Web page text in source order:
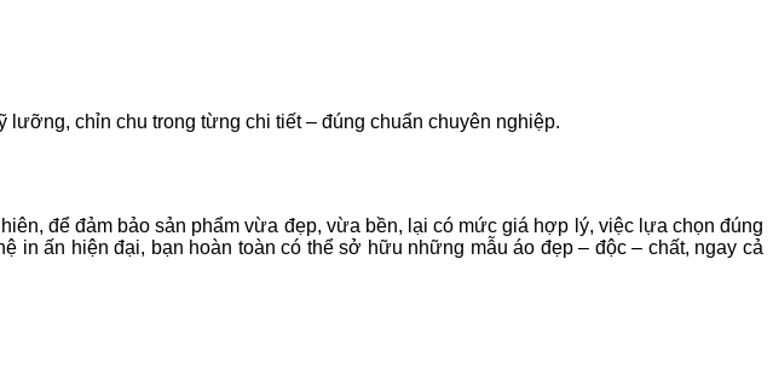
chỉn chu trong từng chi tiết – đúng chuẩn chuyên nghiệp.
để đảm bảo sản phẩm vừa đẹp, vừa bền, lại có mức giá hợp lý, việc lựa chọn đúng
in ấn hiện đại, bạn hoàn toàn có thể sở hữu những mẫu áo đẹp – độc – chất, ngay cả